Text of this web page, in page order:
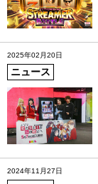
2025年02月20日
ニュース
2024年11月27日